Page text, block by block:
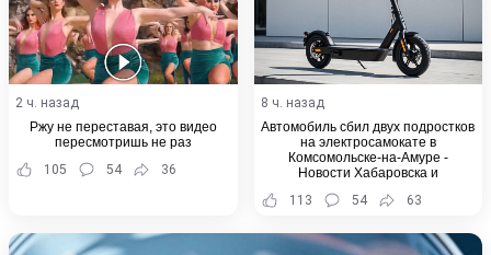
2 ч. назад
Ржу не переставая, это видео
пересмотришь не раз
105
54 36
8 ч. назад
Автомобиль сбил двух подростков
на электросамокате в
Комсомольске-на-Амуре -
Новости Хабаровска и
113 54 63